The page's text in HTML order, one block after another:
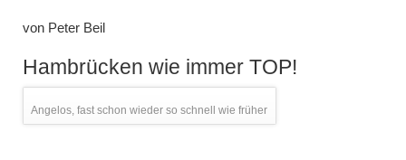
von Peter Beil
Hambrücken wie immer TOP!
Angelos, fast schon wieder so schnell wie früher